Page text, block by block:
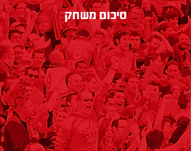
סיכום משחק